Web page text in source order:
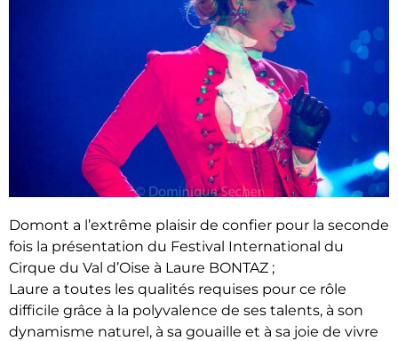
Domont a l’extrême plaisir de confier pour la seconde
fois la présentation du Festival International du
Cirque du Val d’Oise à Laure BONTAZ ;
Laure a toutes les qualités requises pour ce rôle
difficile grâce à la polyvalence de ses talents, à son
dynamisme naturel, à sa gouaille et à sa joie de vivre